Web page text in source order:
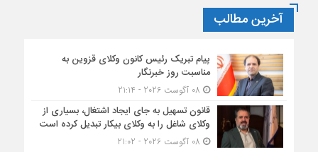
آخرین مطالب
پیام تبریک رئیس کانون وکلای قزوین به
مناسبت روز خبرنگار
قانون تسهیل به جای ایجاد اشتغال، بسیاری از
وکلای شاغل را به وکلای بیکار تبدیل کرده است